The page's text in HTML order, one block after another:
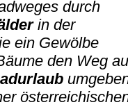
durch
in der
ein Gewölbe
den Weg